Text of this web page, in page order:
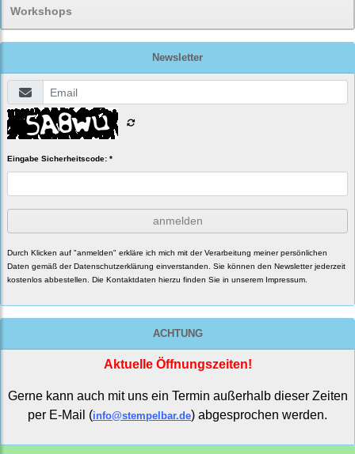
Workshops
Newsletter
Eingabe Sicherheitscode: *
anmelden
Durch Klicken auf "anmelden" erkläre ich mich mit der Verarbeitung meiner persönlichen
Daten gemäß der Datenschutzerklärung einverstanden. Sie können den Newsletter jederzeit
kostenlos abbestellen. Die Kontaktdaten hierzu finden Sie in unserem Impressum.
ACHTUNG
Aktuelle Öffnungszeiten!
Gerne kann auch mit uns ein Termin außerhalb dieser Zeiten
per E-Mail (info@stempelbar.de) abgesprochen werden.